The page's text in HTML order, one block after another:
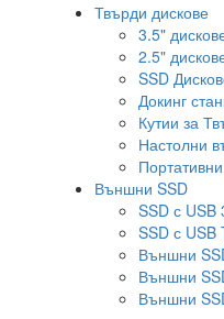
Твърди дискове
3.5"
2.5"
SSD
Докинг
Кутии за
Настолни
Външни SSD
SSD с USB
SSD с USB
Външни
Външни
Външни